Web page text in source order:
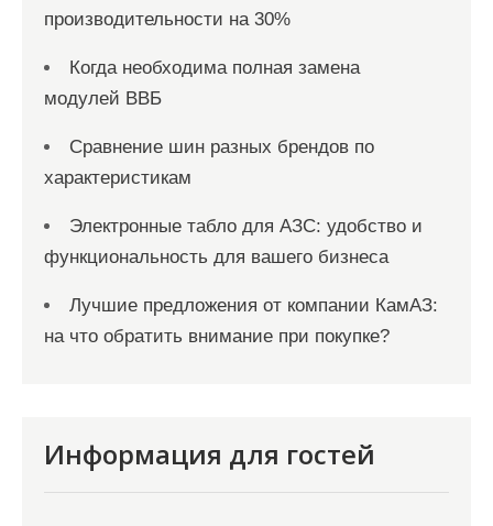
производительности на 30%
Когда необходима полная замена
модулей ВВБ
Сравнение шин разных брендов по
характеристикам
Электронные табло для АЗС: удобство и
функциональность для вашего бизнеса
Лучшие предложения от компании КамАЗ:
на что обратить внимание при покупке?
Информация для гостей